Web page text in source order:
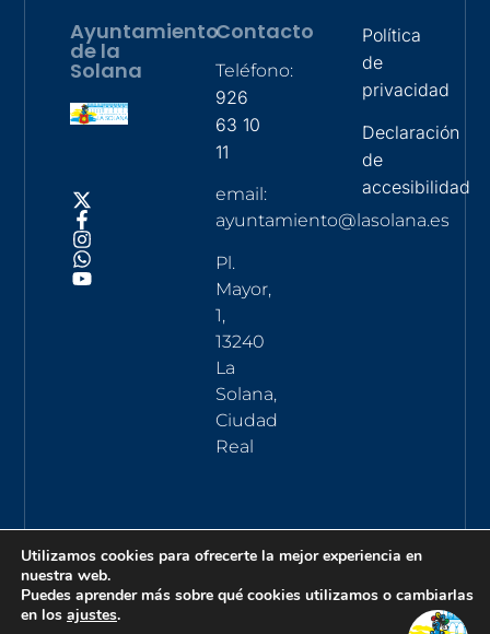
Ayuntamiento
de la
Solana
Contacto
Teléfono:
926
63 10
11
email:
ayuntamiento@lasolana.es
Pl.
Mayor,
1,
13240
La
Solana,
Ciudad
Real
Política
de
privacidad
Declaración
de
accesibilidad
Utilizamos cookies para ofrecerte la mejor experiencia en
nuestra web.
Puedes aprender más sobre qué cookies utilizamos o cambiarlas
en los ajustes.